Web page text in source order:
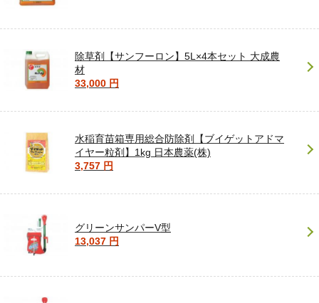
除草剤【サンフーロン】5L×4本セット 大成農
材
33,000 円
水稲育苗箱専用総合防除剤【ブイゲットアドマ
イヤー粒剤】1kg 日本農薬(株)
3,757 円
グリーンサンパーV型
13,037 円